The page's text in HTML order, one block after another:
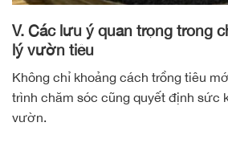
V. Các lưu ý quan trọng trong
lý vườn tiêu
Không chỉ khoảng cách trồng tiêu
trình chăm sóc cũng quyết định sức
vườn.